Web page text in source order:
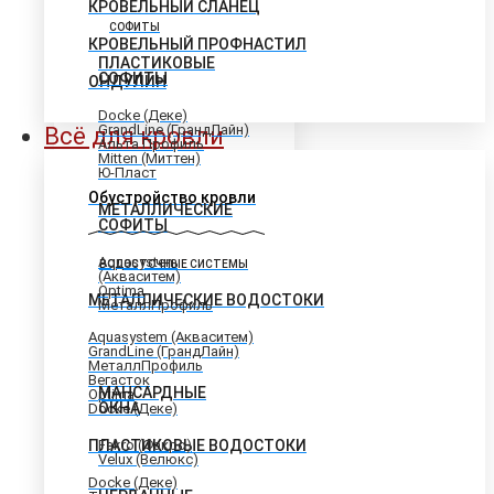
СОФИТЫ
ПЛАСТИКОВЫЕ
СОФИТЫ
Docke (Деке)
GrandLine (ГрандЛайн)
Альта Профиль
Mitten (Миттен)
Ю-Пласт
МЕТАЛЛИЧЕСКИЕ
СОФИТЫ
Aquasystem
(Акваситем)
Optima
МеталлПрофиль
МАНСАРДНЫЕ
ОКНА
Fakro (Факро)
Velux (Велюкс)
КРОВЕЛЬНЫЙ СЛАНЕЦ
КРОВЕЛЬНЫЙ ПРОФНАСТИЛ
ОНДУЛИН
Всё для кровли
Обустройство кровли
ВОДОСТОЧНЫЕ СИСТЕМЫ
МЕТАЛЛИЧЕСКИЕ ВОДОСТОКИ
Aquasystem (Акваситем)
GrandLine (ГрандЛайн)
МеталлПрофиль
Вегасток
Optima
Docke (Деке)
ПЛАСТИКОВЫЕ ВОДОСТОКИ
Docke (Деке)